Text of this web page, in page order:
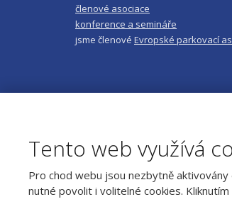
členové asociace
konference a semináře
jsme členové Evropské parkovací
© 2026, ČESKÁ
Mapa stránek
Tento web využívá
Pro chod webu jsou nezbytně
nutné povolit i volitelné cookies.